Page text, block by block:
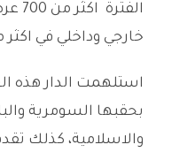
خارجي وداخلي في اكثر من 70 دولة عربية
استلهمت الدار هذه
بحقبها السومرية
والاسلامية، كذلك